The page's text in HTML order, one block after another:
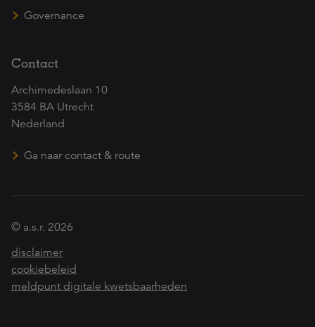
Governance
Contact
Archimedeslaan 10
3584 BA Utrecht
Nederland
Ga naar contact & route
© a.s.r. 2026
disclaimer
cookiebeleid
meldpunt digitale kwetsbaarheden